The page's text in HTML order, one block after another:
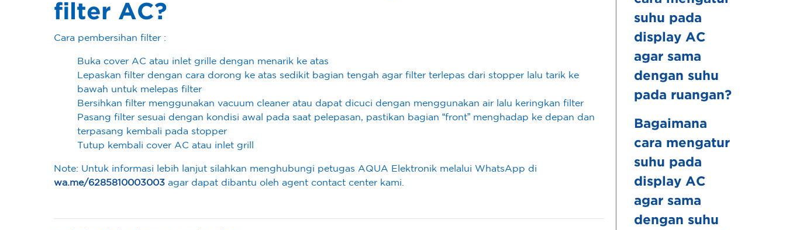
filter AC?
Cara pembersihan filter :
Buka cover AC atau inlet grille dengan menarik ke atas
Lepaskan filter dengan cara dorong ke atas sedikit bagian tengah agar filter terlepas dari stopper lalu tarik ke
bawah untuk melepas filter
Bersihkan filter menggunakan vacuum cleaner atau dapat dicuci dengan menggunakan air lalu keringkan filter
Pasang filter sesuai dengan kondisi awal pada saat pelepasan, pastikan bagian “front” menghadap ke depan dan
terpasang kembali pada stopper
Tutup kembali cover AC atau inlet grill
Note: Untuk informasi lebih lanjut silahkan menghubungi petugas AQUA Elektronik melalui WhatsApp di
wa.me/6285810003003 agar dapat dibantu oleh agent contact center kami.
suhu pada
display AC
agar sama
dengan suhu
pada ruangan?
Bagaimana
cara mengatur
suhu pada
display AC
agar sama
dengan suhu